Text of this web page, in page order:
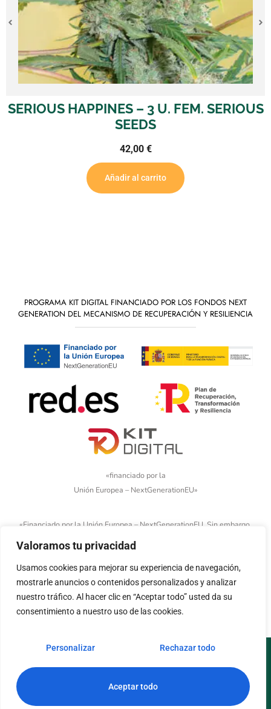
Valoramos tu privacidad
Usamos cookies para mejorar su experiencia de navegación,
mostrarle anuncios o contenidos personalizados y analizar
nuestro tráfico. Al hacer clic en “Aceptar todo” usted da su
consentimiento a nuestro uso de las cookies.
Personalizar Rechazar todo
Aceptar todo
HAPPINES – 3 U. FEM. SERIOUS
SEEDS
Añadir al carrito
PROGRAMA KIT DIGITAL FINANCIADO POR LOS FONDOS NEXT
GENERATION DEL MECANISMO DE RECUPERACIÓN Y RESILIENCIA
«financiado por la
Unión Europea – NextGenerationEU»
«Financiado por la Unión Europea – NextGenerationEU. Sin embargo,
los puntos de vista y las opiniones expresadas son únicamente los
del autor o autores y no reflejan necesariamente los de la Unión
Europea o la Comisión Europea. Ni la Unión Europea ni la Comisión
Europea pueden ser consideradas responsables de las mismas»